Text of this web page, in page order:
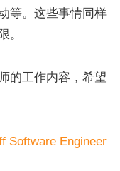
等。这些事情同样
。
的工作内容，希望
Software Engineer